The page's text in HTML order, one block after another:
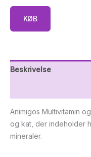
KØB
Beskrivelse
Animigos Multivitamin
og kat, der indeholder
mineraler.